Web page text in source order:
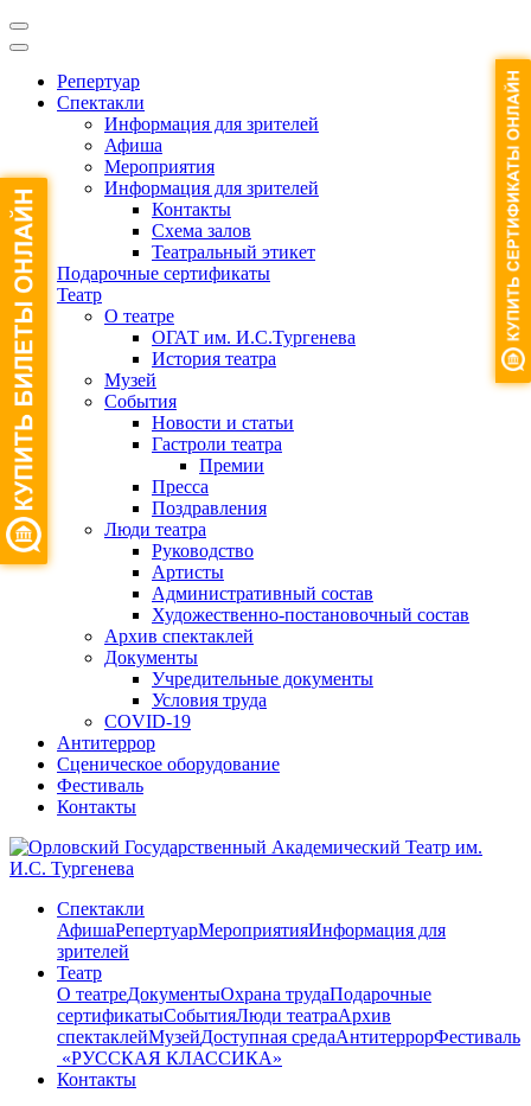
Репертуар
Спектакли
Информация для зрителей
Афиша
Мероприятия
Информация для зрителей
Контакты
Схема залов
Театральный этикет
Подарочные сертификаты
Театр
О театре
ОГАТ им. И.С.Тургенева
История театра
Музей
События
Новости и статьи
Гастроли театра
Премии
Пресса
Поздравления
Люди театра
Руководство
Артисты
Административный состав
Художественно-постановочный состав
Архив спектаклей
Документы
Учредительные документы
Условия труда
COVID-19
Антитеррор
Сценическое оборудование
Фестиваль
Контакты
Спектакли
АфишаРепертуарМероприятияИнформация для
зрителей
Театр
О театреДокументыОхрана трудаПодарочные
сертификатыСобытияЛюди театраАрхив
спектаклейМузейДоступная средаАнтитеррорФестиваль
​ «РУССКАЯ КЛАССИКА»
Контакты